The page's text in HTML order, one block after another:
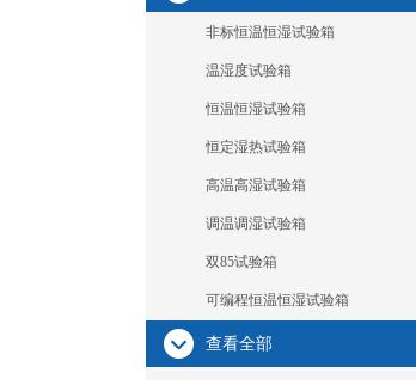
非标恒温恒湿试验箱
温湿度试验箱
恒温恒湿试验箱
恒定湿热试验箱
高温高湿试验箱
调温调湿试验箱
双85试验箱
可编程恒温恒湿试验箱
查看全部